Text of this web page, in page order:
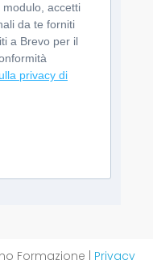
accetti
da te forniti
a Brevo per il
privacy di
Formazione | Privacy